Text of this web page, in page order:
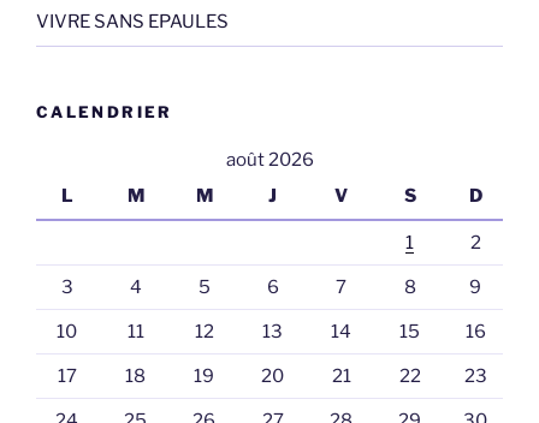
VIVRE SANS EPAULES
CALENDRIER
août 2026
L
M M J V S D
1 2
3 4 5 6 7 8 9
10 11 12 13 14 15 16
17 18 19 20 21 22 23